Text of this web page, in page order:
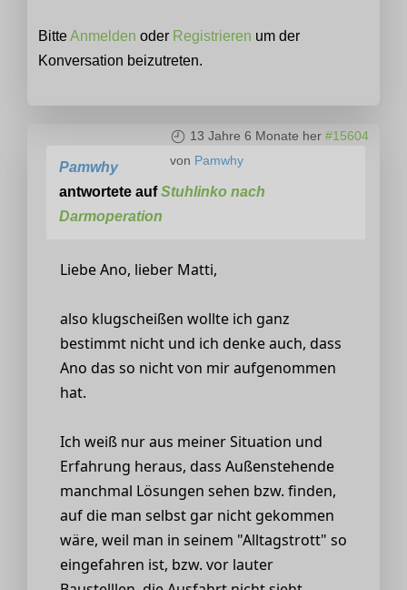
BitteAnmelden oder Registrieren um der
Konversation beizutreten.
13 Jahre 6 Monate her #15604
von Pamwhy
Pamwhy
antwortete aufStuhlinko nach
Darmoperation
Liebe Ano, lieber Matti,
also klugscheißen wollte ich ganz
bestimmt nicht und ich denke auch, dass
Ano das so nicht von mir aufgenommen
hat.
Ich weiß nur aus meiner Situation und
Erfahrung heraus, dass Außenstehende
manchmal Lösungen sehen bzw. finden,
auf die man selbst gar nicht gekommen
wäre, weil man in seinem "Alltagstrott" so
eingefahren ist, bzw. vor lauter